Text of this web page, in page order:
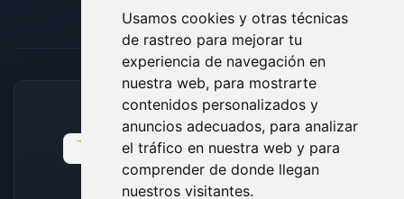
Usamos cookies y otras técnicas
de rastreo para mejorar tu
experiencia de navegación en
nuestra web, para mostrarte
contenidos personalizados y
anuncios adecuados, para analizar
el tráfico en nuestra web y para
comprender de donde llegan
nuestros visitantes.
MÉTODOS DE PAGO ACEPTADOS